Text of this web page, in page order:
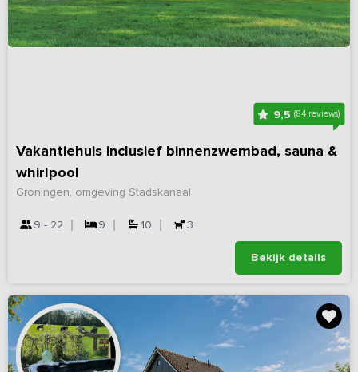
9,5(84 reviews)
Vakantiehuis inclusief binnenzwembad, sauna &
whirlpool
Groningen, omgeving Stadskanaal
9 - 22 9 10 3
Bekijk details